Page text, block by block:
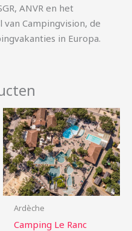
ANVR en het
Campingvision, de
in Europa.
Ardèche
Camping Le Ranc